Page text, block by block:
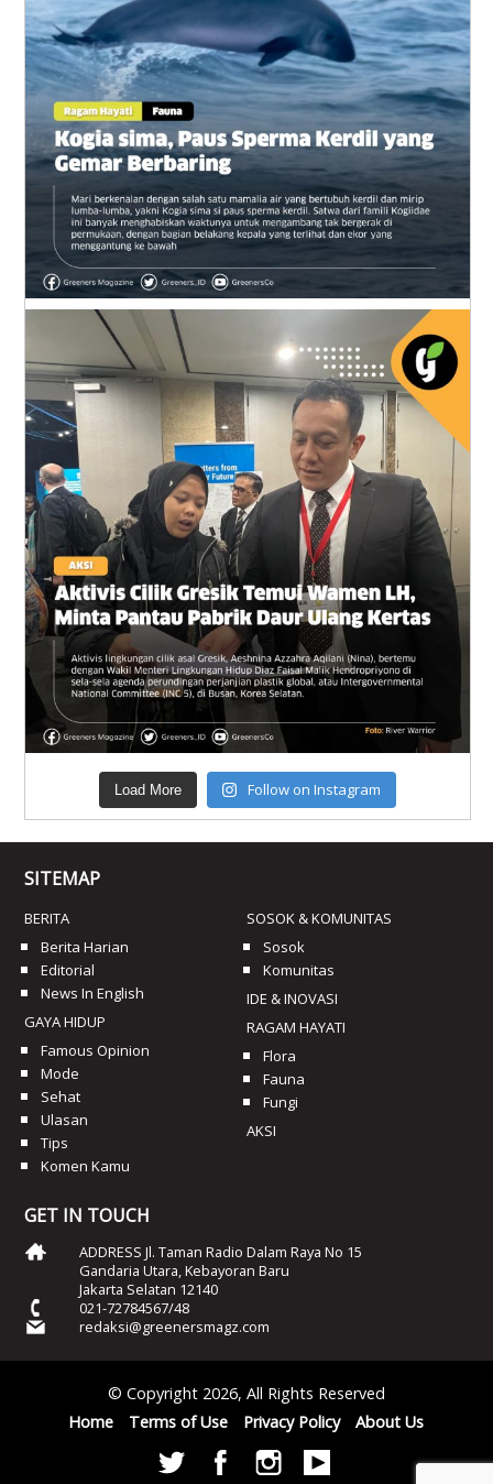
Load More Follow on Instagram
SITEMAP
BERITA
Berita Harian
Editorial
News In English
GAYA HIDUP
Famous Opinion
Mode
Sehat
Ulasan
Tips
Komen Kamu
SOSOK & KOMUNITAS
Sosok
Komunitas
IDE & INOVASI
RAGAM HAYATI
Flora
Fauna
Fungi
AKSI
GET IN TOUCH
ADDRESS Jl. Taman Radio Dalam Raya No 15
Gandaria Utara, Kebayoran Baru
Jakarta Selatan 12140
021-72784567/48
redaksi@greenersmagz.com
© Copyright 2026, All Rights Reserved
Home
Terms of Use Privacy Policy About Us